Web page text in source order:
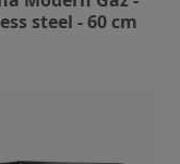
steel - 60 cm